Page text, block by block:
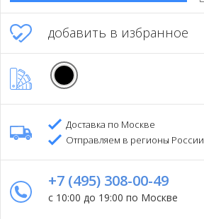
добавить в избранное
Доставка по Москве
Отправляем в регионы России
+7 (495) 308-00-49
с 10:00 до 19:00 по Москве